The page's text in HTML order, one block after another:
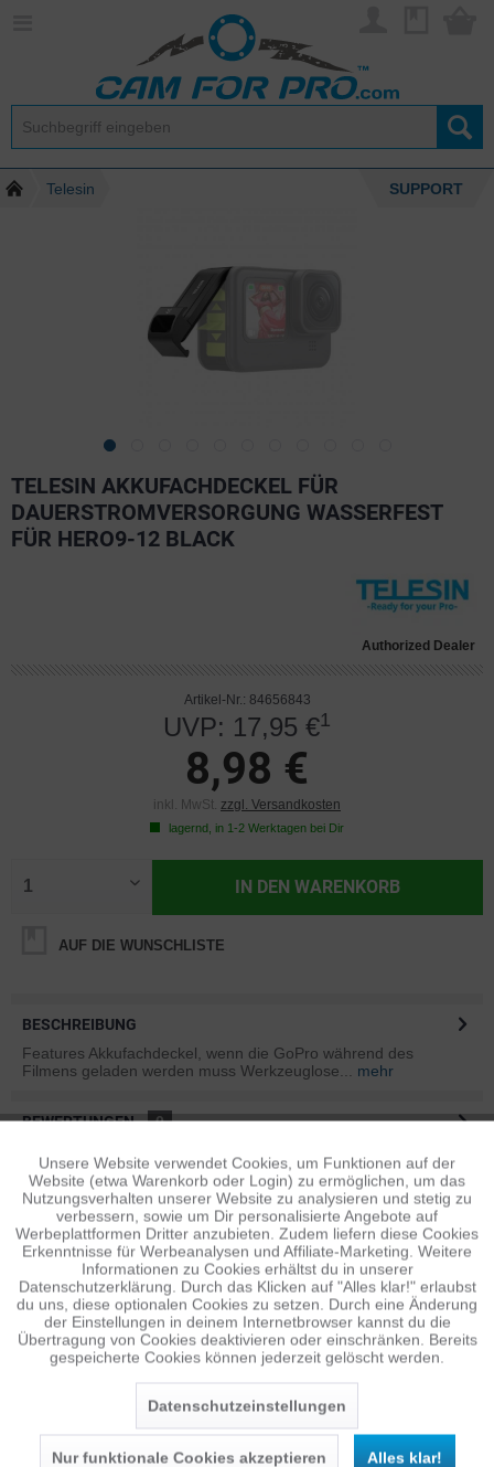
Telesin SUPPORT
TELESIN AKKUFACHDECKEL FÜR
DAUERSTROMVERSORGUNG WASSERFEST
FÜR HERO9-12 BLACK
Authorized Dealer
Artikel-Nr.: 84656843
UVP: 17,95 €1
8,98 €
inkl. MwSt. zzgl. Versandkosten
lagernd, in 1-2 Werktagen bei Dir
IN DEN WARENKORB
AUF DIE WUNSCHLISTE
BESCHREIBUNG
Features Akkufachdeckel, wenn die GoPro während des
Filmens geladen werden muss Werkzeuglose...
mehr
BEWERTUNGEN
0
ÄHNLICHE ARTIKEL
Diese Artikel sind dem Produkt ähnlich ...mehr
Persönliche Empfehlungen
Funktionale Aktiv
Tracking Inaktiv
Personalisierung Inaktiv
Service Inaktiv
Unsere Website verwendet Cookies, um Funktionen auf der
Website (etwa Warenkorb oder Login) zu ermöglichen, um das
Nutzungsverhalten unserer Website zu analysieren und stetig zu
verbessern, sowie um Dir personalisierte Angebote auf
Werbeplattformen Dritter anzubieten. Zudem liefern diese Cookies
Erkenntnisse für Werbeanalysen und Affiliate-Marketing. Weitere
Informationen zu Cookies erhältst du in unserer
Datenschutzerklärung. Durch das Klicken auf "Alles klar!" erlaubst
du uns, diese optionalen Cookies zu setzen. Durch eine Änderung
der Einstellungen in deinem Internetbrowser kannst du die
Übertragung von Cookies deaktivieren oder einschränken. Bereits
gespeicherte Cookies können jederzeit gelöscht werden.
Datenschutzeinstellungen
Nur funktionale Cookies akzeptieren Alles klar!